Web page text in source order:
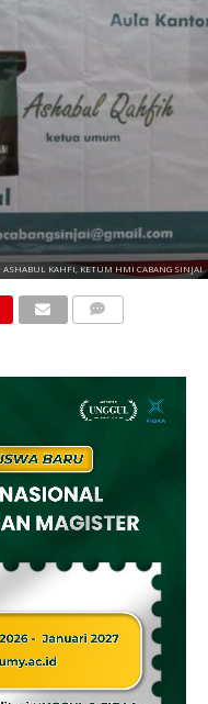
ASHABUL KAHFI, KETUM HMI CABANG SINJAI